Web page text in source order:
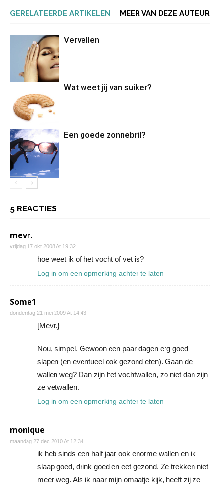
GERELATEERDE ARTIKELEN MEER VAN DEZE AUTEUR
Vervellen
Wat weet jij van suiker?
Een goede zonnebril?
5 REACTIES
mevr.
vrijdag 17 okt 2008 At 19:32
hoe weet ik of het vocht of vet is?
Log in om een opmerking achter te laten
Some1
donderdag 21 mei 2009 At 14:43
[Mevr.}
Nou, simpel. Gewoon een paar dagen erg goed
slapen (en eventueel ook gezond eten). Gaan de
wallen weg? Dan zijn het vochtwallen, zo niet dan zijn
ze vetwallen.
Log in om een opmerking achter te laten
monique
maandag 27 dec 2010 At 12:34
ik heb sinds een half jaar ook enorme wallen en ik
slaap goed, drink goed en eet gezond. Ze trekken niet
meer weg. Als ik naar mijn omaatje kijk, heeft zij ze